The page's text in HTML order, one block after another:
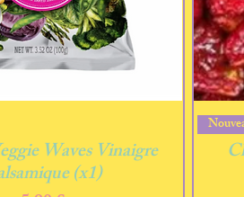
Waves Vinaigre
(x1)